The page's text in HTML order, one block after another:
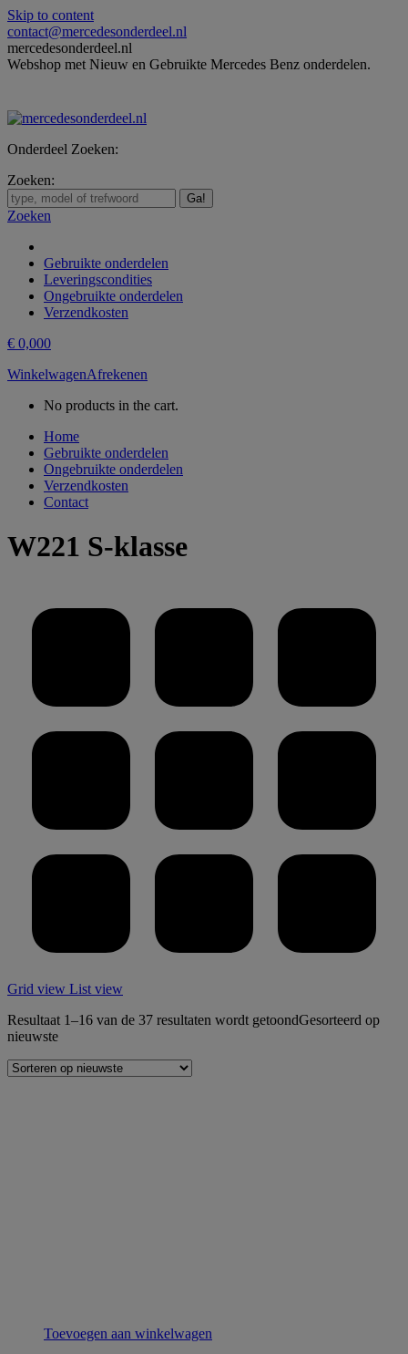
Skip to content
contact@mercedesonderdeel.nl
mercedesonderdeel.nl
Webshop met Nieuw en Gebruikte Mercedes Benz onderdelen.
Onderdeel Zoeken:
Zoeken:
Zoeken
Gebruikte onderdelen
Leveringscondities
Ongebruikte onderdelen
Verzendkosten
€ 0,000
WinkelwagenAfrekenen
No products in the cart.
Home
Gebruikte onderdelen
Ongebruikte onderdelen
Verzendkosten
Contact
W221 S-klasse
Grid view List view
Resultaat 1–16 van de 37 resultaten wordt getoondGesorteerd op
nieuwste
Toevoegen aan winkelwagen